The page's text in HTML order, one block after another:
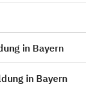
in Bayern
in Bayern